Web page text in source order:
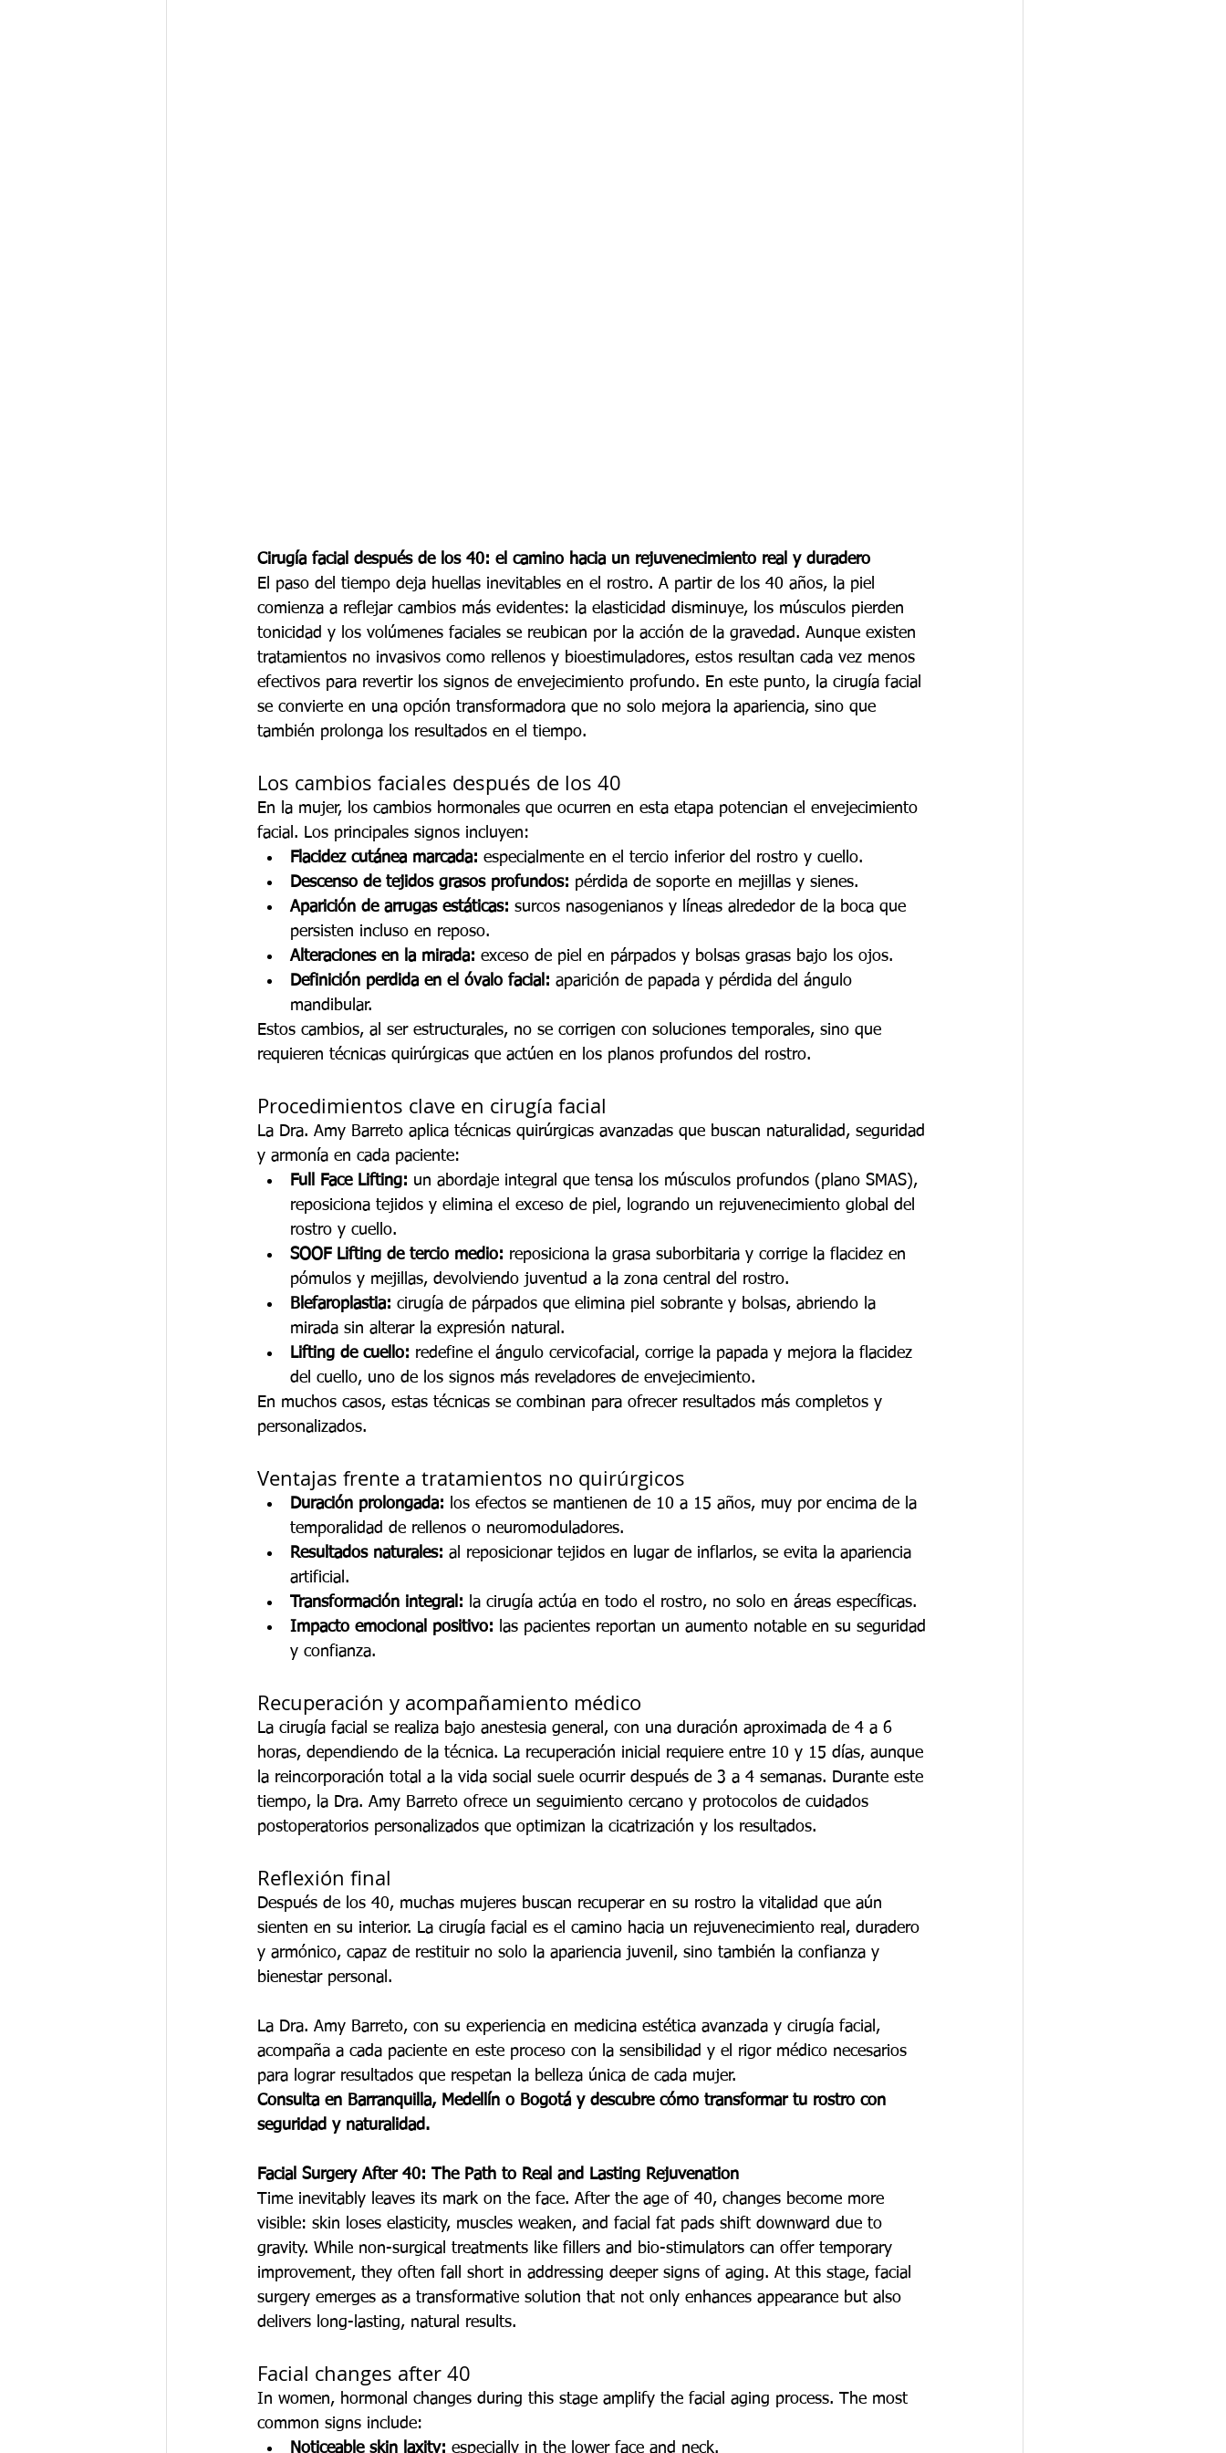
Cirugía facial después de los 40: el camino hacia un rejuvenecimiento real y duradero
El paso del tiempo deja huellas inevitables en el rostro. A partir de los 40 años, la piel
comienza a reflejar cambios más evidentes: la elasticidad disminuye, los músculos pierden
tonicidad y los volúmenes faciales se reubican por la acción de la gravedad. Aunque existen
tratamientos no invasivos como rellenos y bioestimuladores, estos resultan cada vez menos
efectivos para revertir los signos de envejecimiento profundo. En este punto, la cirugía facial
se convierte en una opción transformadora que no solo mejora la apariencia, sino que
también prolonga los resultados en el tiempo.
Los cambios faciales después de los 40
En la mujer, los cambios hormonales que ocurren en esta etapa potencian el envejecimiento
facial. Los principales signos incluyen:
Flacidez cutánea marcada: especialmente en el tercio inferior del rostro y cuello.
Descenso de tejidos grasos profundos: pérdida de soporte en mejillas y sienes.
Aparición de arrugas estáticas: surcos nasogenianos y líneas alrededor de la boca que
persisten incluso en reposo.
Alteraciones en la mirada: exceso de piel en párpados y bolsas grasas bajo los ojos.
Definición perdida en el óvalo facial: aparición de papada y pérdida del ángulo
mandibular.
Estos cambios, al ser estructurales, no se corrigen con soluciones temporales, sino que
requieren técnicas quirúrgicas que actúen en los planos profundos del rostro.
Procedimientos clave en cirugía facial
La Dra. Amy Barreto aplica técnicas quirúrgicas avanzadas que buscan naturalidad, seguridad
y armonía en cada paciente:
Full Face Lifting: un abordaje integral que tensa los músculos profundos (plano SMAS),
reposiciona tejidos y elimina el exceso de piel, logrando un rejuvenecimiento global del
rostro y cuello.
SOOF Lifting de tercio medio: reposiciona la grasa suborbitaria y corrige la flacidez en
pómulos y mejillas, devolviendo juventud a la zona central del rostro.
Blefaroplastia: cirugía de párpados que elimina piel sobrante y bolsas, abriendo la
mirada sin alterar la expresión natural.
Lifting de cuello: redefine el ángulo cervicofacial, corrige la papada y mejora la flacidez
del cuello, uno de los signos más reveladores de envejecimiento.
En muchos casos, estas técnicas se combinan para ofrecer resultados más completos y
personalizados.
Ventajas frente a tratamientos no quirúrgicos
Duración prolongada: los efectos se mantienen de 10 a 15 años, muy por encima de la
temporalidad de rellenos o neuromoduladores.
Resultados naturales: al reposicionar tejidos en lugar de inflarlos, se evita la apariencia
artificial.
Transformación integral: la cirugía actúa en todo el rostro, no solo en áreas específicas.
Impacto emocional positivo: las pacientes reportan un aumento notable en su seguridad
y confianza.
Recuperación y acompañamiento médico
La cirugía facial se realiza bajo anestesia general, con una duración aproximada de 4 a 6
horas, dependiendo de la técnica. La recuperación inicial requiere entre 10 y 15 días, aunque
la reincorporación total a la vida social suele ocurrir después de 3 a 4 semanas. Durante este
tiempo, la Dra. Amy Barreto ofrece un seguimiento cercano y protocolos de cuidados
postoperatorios personalizados que optimizan la cicatrización y los resultados.
Reflexión final
Después de los 40, muchas mujeres buscan recuperar en su rostro la vitalidad que aún
sienten en su interior. La cirugía facial es el camino hacia un rejuvenecimiento real, duradero
y armónico, capaz de restituir no solo la apariencia juvenil, sino también la confianza y
bienestar personal.
La Dra. Amy Barreto, con su experiencia en medicina estética avanzada y cirugía facial,
acompaña a cada paciente en este proceso con la sensibilidad y el rigor médico necesarios
para lograr resultados que respetan la belleza única de cada mujer.
Consulta en Barranquilla, Medellín o Bogotá y descubre cómo transformar tu rostro con
seguridad y naturalidad.
Facial Surgery After 40: The Path to Real and Lasting Rejuvenation
Time inevitably leaves its mark on the face. After the age of 40, changes become more
visible: skin loses elasticity, muscles weaken, and facial fat pads shift downward due to
gravity. While non-surgical treatments like fillers and bio-stimulators can offer temporary
improvement, they often fall short in addressing deeper signs of aging. At this stage, facial
surgery emerges as a transformative solution that not only enhances appearance but also
delivers long-lasting, natural results.
Facial changes after 40
In women, hormonal changes during this stage amplify the facial aging process. The most
common signs include:
Noticeable skin laxity: especially in the lower face and neck.